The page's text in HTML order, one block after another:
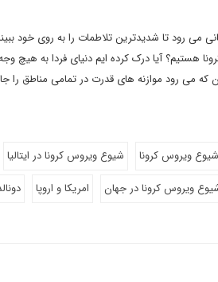
می رود تا شدیدترین تلاطمات را به روی خود
هستیم؟ آیا درک کرده ایم دنیای فردا به
که می رود موازنه های قدرت در تمامی مناطق را
شیوع ویروس کرونا شیوع ویروس کرونا در ایتالیا
ویروس کرونا در جهان امریکا و اروپا